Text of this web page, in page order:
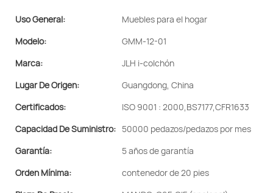
Uso General:
Muebles para el hogar
Modelo:
GMM-12-01
Marca:
JLH i-colchón
Lugar De Origen:
Guangdong, China
Certificados:
ISO 9001 : 2000,BS7177,CFR1633
Capacidad De Suministro: 50000 pedazos/pedazos por mes
Garantía:
5 años de garantía
Orden Mínima:
contenedor de 20 pies